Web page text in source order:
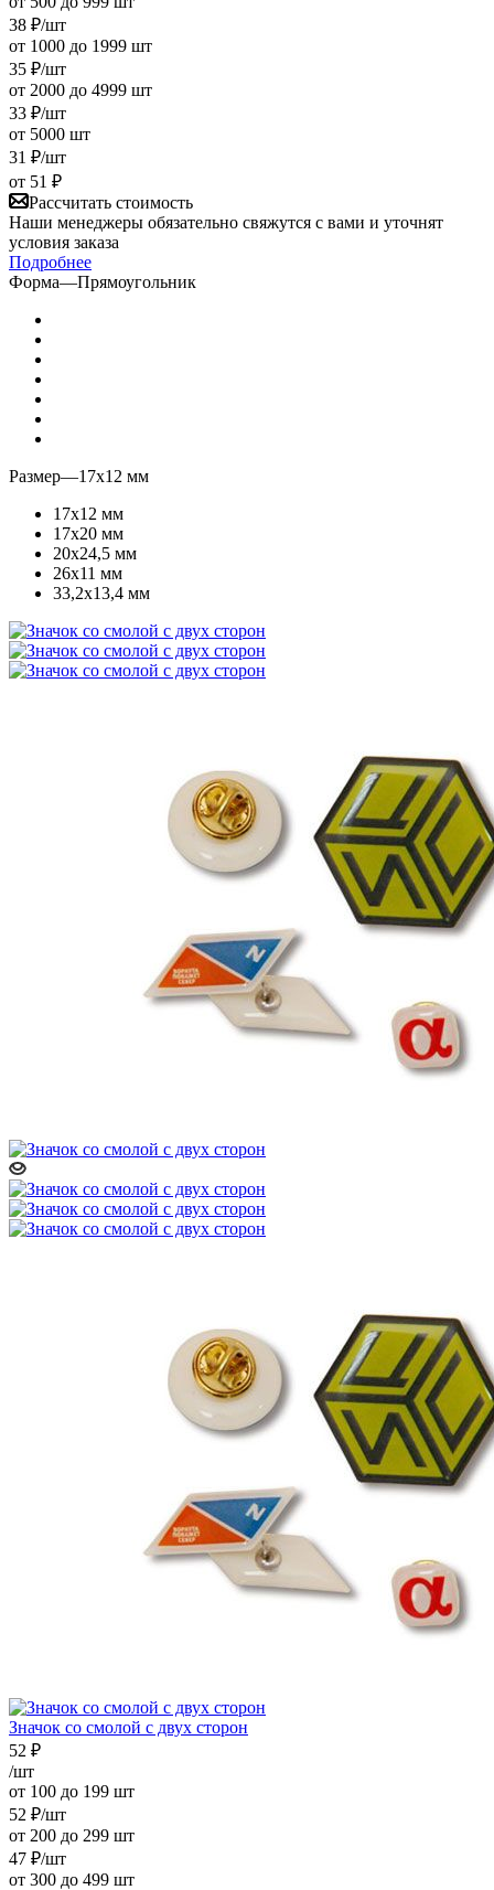
38 ₽/шт
от 1000 до 1999 шт
35 ₽/шт
от 2000 до 4999 шт
33 ₽/шт
от 5000 шт
31 ₽/шт
от 51 ₽
Рассчитать стоимость
Наши менеджеры обязательно свяжутся с вами и уточнят
условия заказа
Подробнее
Форма—Прямоугольник
Размер—17х12 мм
17х12 мм
17х20 мм
20х24,5 мм
26х11 мм
33,2х13,4 мм
Значок со смолой с двух сторон
52 ₽
/шт
от 100 до 199 шт
52 ₽/шт
от 200 до 299 шт
47 ₽/шт
от 300 до 499 шт